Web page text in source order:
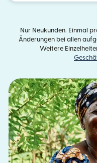
Nur Neukunden. Einmal
Änderungen bei allen
Weitere